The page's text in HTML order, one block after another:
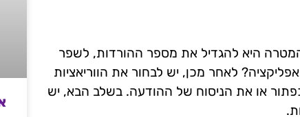
היא להגדיל את מספר ההורדות, לשפר
לאחר מכן, יש לבחור את הווריאציות
או את הניסוח של ההודעה. בשלב הבא, יש